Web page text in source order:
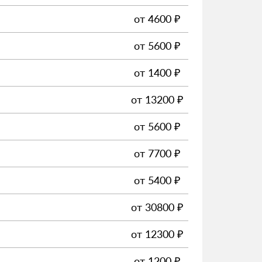
от 4600 ₽
от 5600 ₽
от 1400 ₽
от 13200 ₽
от 5600 ₽
от 7700 ₽
от 5400 ₽
от 30800 ₽
от 12300 ₽